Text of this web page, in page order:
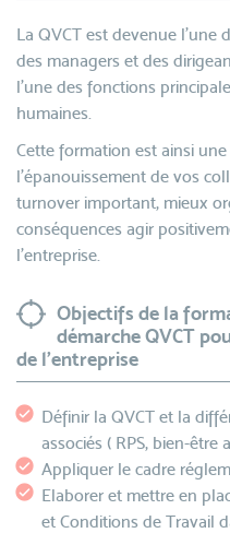
La QVCT est devenue l’une
des managers et des
l’une des fonctions
humaines.
Cette formation est ainsi
l’épanouissement de vos
turnover important, mieux
conséquences agir
l’entreprise.
Objectifs de la
démarche QVCT
de l’entreprise
Définir la QVCT et la
associés ( RPS, bien-
Appliquer le cadre
Elaborer et mettre en
et Conditions de Travail